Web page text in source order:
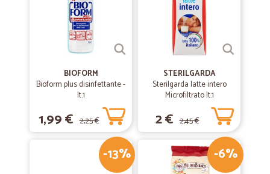
BIOFORM
Bioform plus disinfettante -
lt.1
1,99 € 2,25 €
STERILGARDA
Sterilgarda latte intero
Microfiltrato lt.1
2 € 2,45 €
-13% -6%